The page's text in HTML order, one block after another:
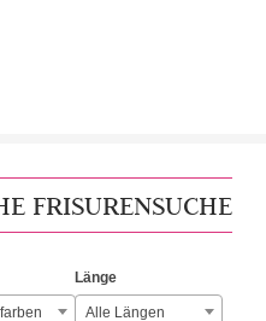
FRISURENSUCHE
Länge
Alle Längen